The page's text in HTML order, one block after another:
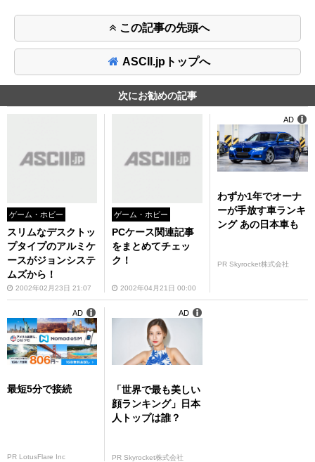
この記事の先頭へ
ASCII.jpトップへ
次にお勧めの記事
ゲーム・ホビー
スリムなデスクトッ
プタイプのアルミケ
ースがジョンシステ
ムズから！
2002年02月23日 21:07
ゲーム・ホビー
PCケース関連記事
をまとめてチェッ
ク！
2002年04月21日 00:00
わずか1年でオーナ
ーが手放す車ランキ
ング あの日本車も
PR Skyrocket株式会社
AD
最短5分で接続
PR LotusFlare Inc
AD
「世界で最も美しい
顔ランキング」日本
人トップは誰？
PR Skyrocket株式会社
AD